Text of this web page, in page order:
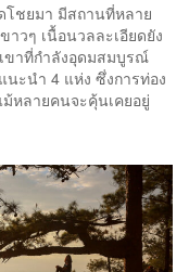
โชยมา มีสถานที่หลาย
วๆ เนื้อนวลละเอียดยัง
ขาที่กำลังอุดมสมบูรณ์
นะนำ 4 แห่ง ซึ่งการท่อง
ม้หลายคนจะคุ้นเคยอยู่